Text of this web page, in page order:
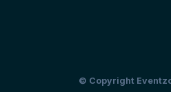
© Copyright